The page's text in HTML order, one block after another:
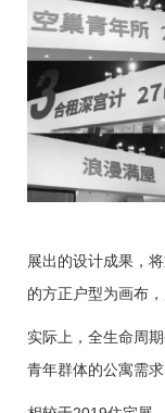
展出的设计成果，
的方正户型为画布
实际上，全生命周
青年群体的公寓需